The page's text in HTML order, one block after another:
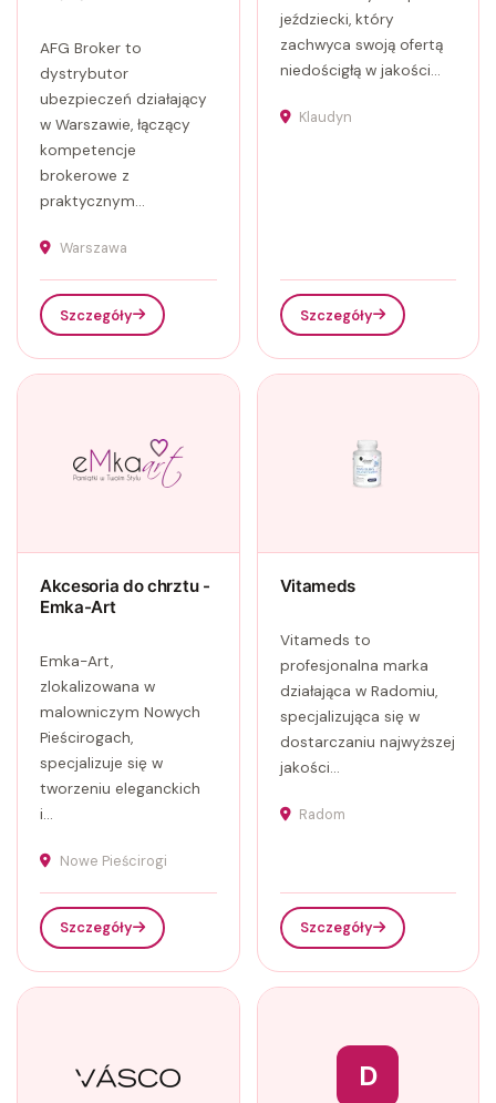
AFG Broker to
dystrybutor
ubezpieczeń działający
w Warszawie, łączący
kompetencje
brokerowe z
praktycznym...
Warszawa
Szczegóły
jeździecki, który
zachwyca swoją ofertą
niedościgłą w jakości...
Klaudyn
Szczegóły
Akcesoria do chrztu -
Emka-Art
Emka-Art,
zlokalizowana w
malowniczym Nowych
Pieścirogach,
specjalizuje się w
tworzeniu eleganckich
i...
Nowe Pieścirogi
Szczegóły
Vitameds
Vitameds to
profesjonalna marka
działająca w Radomiu,
specjalizująca się w
dostarczaniu najwyższej
jakości...
Radom
Szczegóły
D